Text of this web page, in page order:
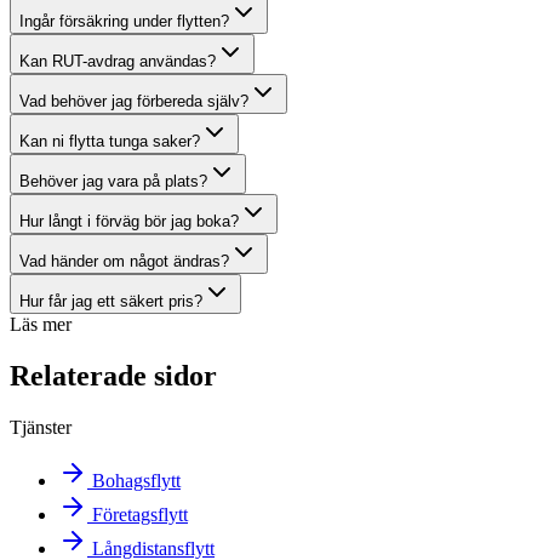
Ingår försäkring under flytten?
Kan RUT-avdrag användas?
Vad behöver jag förbereda själv?
Kan ni flytta tunga saker?
Behöver jag vara på plats?
Hur långt i förväg bör jag boka?
Vad händer om något ändras?
Hur får jag ett säkert pris?
Läs mer
Relaterade sidor
Tjänster
Bohagsflytt
Företagsflytt
Långdistansflytt